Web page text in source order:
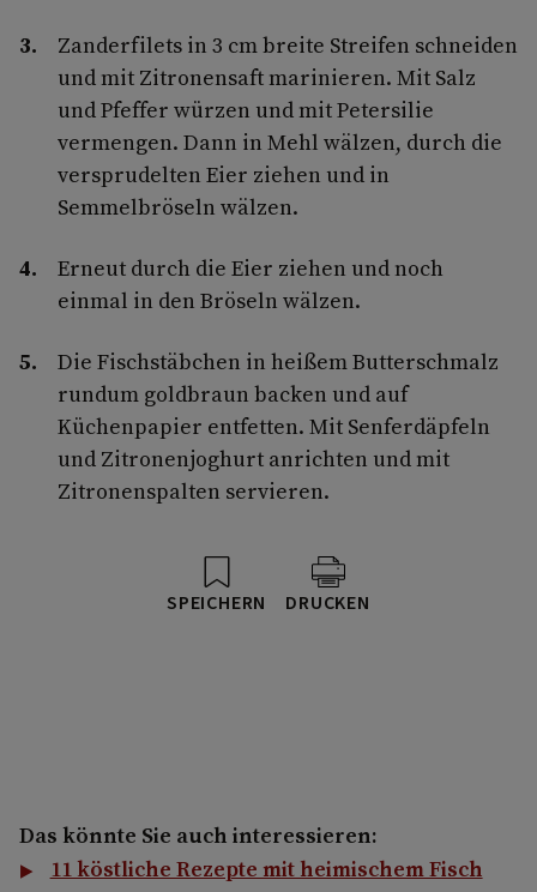
Zanderfilets in 3 cm breite Streifen schneiden
und mit Zitronensaft marinieren. Mit Salz
und Pfeffer würzen und mit Petersilie
vermengen. Dann in Mehl wälzen, durch die
versprudelten Eier ziehen und in
Semmelbröseln wälzen.
Erneut durch die Eier ziehen und noch
einmal in den Bröseln wälzen.
Die Fischstäbchen in heißem Butterschmalz
rundum goldbraun backen und auf
Küchenpapier entfetten. Mit Senferdäpfeln
und Zitronenjoghurt anrichten und mit
Zitronenspalten servieren.
SPEICHERN DRUCKEN
Das könnte Sie auch interessieren:
11 köstliche Rezepte mit heimischem Fisch